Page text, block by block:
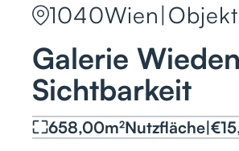
1040Wien|
Galerie
Sichtbarkeit
658,00m²Nutzfläche|€